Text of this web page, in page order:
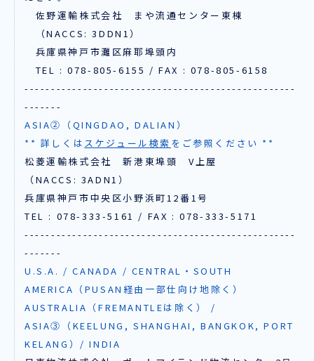
佐野運輸株式会社 まや流通センター東棟
（NACCS: 3DDN1）
兵庫県神戸市灘区麻耶埠頭内
TEL : 078-805-6155 / FAX : 078-805-6158
---------------------------------------------------
-------
ASIA②（QINGDAO, DALIAN）
** 詳しくは スケジュール検索 をご参照ください **
松菱運輸株式会社 新港東埠頭 V上屋
（NACCS: 3ADN1）
兵庫県神戸市中央区小野浜町12番1号
TEL : 078-333-5161 / FAX : 078-333-5171
---------------------------------------------------
-------
U.S.A. / CANADA / CENTRAL・SOUTH
AMERICA（PUSAN経由一部仕向け地除く）
AUSTRALIA（FREMANTLEは除く） /
ASIA③（KEELUNG, SHANGHAI, BANGKOK, PORT
KELANG）/ INDIA